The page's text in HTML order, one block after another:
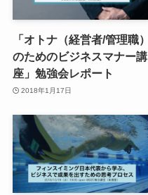
「オトナ（経営者/管理職）
のためのビジネスマナー講
座」勉強会レポート
2018年1月17日